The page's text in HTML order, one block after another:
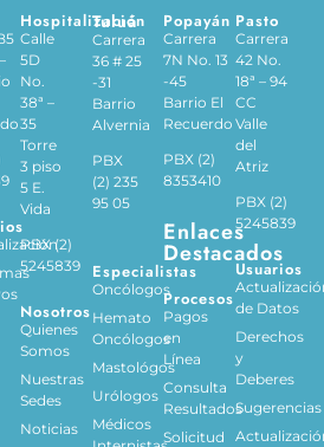
Hospitalización
Calle
5D
No.
38ª –
35
Torre
3 piso
5 E.
Vida
PBX (2)
5245839
Nosotros
Quienes
Somos
Nuestras
Sedes
Noticias
Tuluá
Carrera
36 # 25
-31
Barrio
Alvernia
PBX
(2) 235
95 05
Especialistas
Oncólogos
Hemato
Oncólogos
Mastológos
Urólogos
Médicos
Popayán
Carrera
7N No. 13
-45
Barrio El
Recuerdo
PBX (2)
8353410
Enlaces
Destacados
Procesos
Pagos
en
Línea
Consulta
Resultados
Solicitud
Pasto
Carrera
42 No.
18ª – 94
CC
Valle
del
Atriz
PBX (2)
5245839
Usuarios
de Datos
Derechos
y
Deberes
Sugerencias